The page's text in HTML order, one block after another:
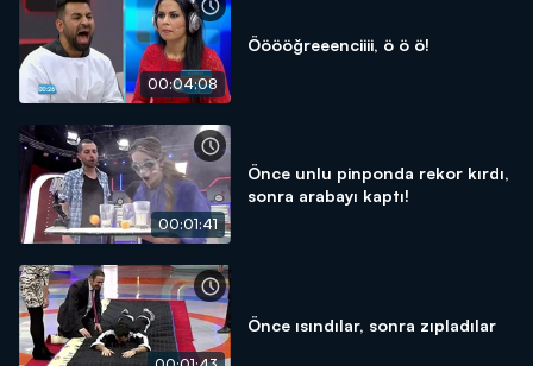
00:04:08
Ööööğreeenciiii, ö ö ö!
00:01:41
Önce unlu pinponda rekor kırdı,
sonra arabayı kaptı!
Önce ısındılar, sonra zıpladılar